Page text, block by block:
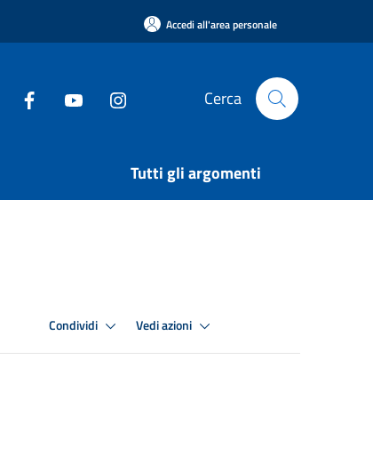
Accedi all'area personale
Cerca
Tutti gli argomenti
Condividi Vedi azioni